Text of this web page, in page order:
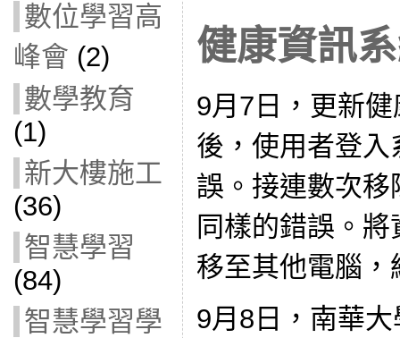
數位學習高
峰會 (2)
數學教育
(1)
新大樓施工
(36)
智慧學習
(84)
智慧學習學
健康資訊
9月7日，更新
後，使用者登
誤。接連數次
同樣的錯誤。
移至其他電腦
9月8日，南華